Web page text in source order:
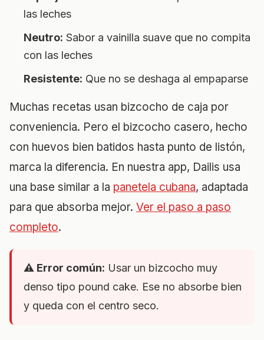
las leches
Neutro: Sabor a vainilla suave que no compita
con las leches
Resistente: Que no se deshaga al empaparse
Muchas recetas usan bizcocho de caja por
conveniencia. Pero el bizcocho casero, hecho
con huevos bien batidos hasta punto de listón,
marca la diferencia. En nuestra app, Dailis usa
una base similar a la panetela cubana, adaptada
para que absorba mejor. Ver el paso a paso
completo.
⚠️ Error común: Usar un bizcocho muy
denso tipo pound cake. Ese no absorbe bien
y queda con el centro seco.